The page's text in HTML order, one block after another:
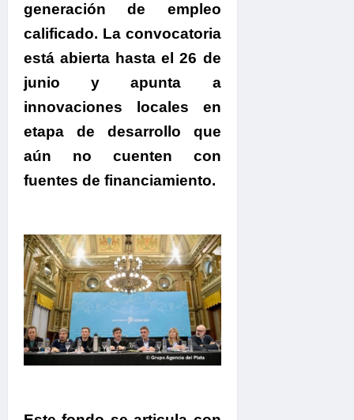
generación de empleo
calificado. La convocatoria
está abierta hasta el 26 de
junio y apunta a
innovaciones locales en
etapa de desarrollo que
aún no cuenten con
fuentes de financiamiento.